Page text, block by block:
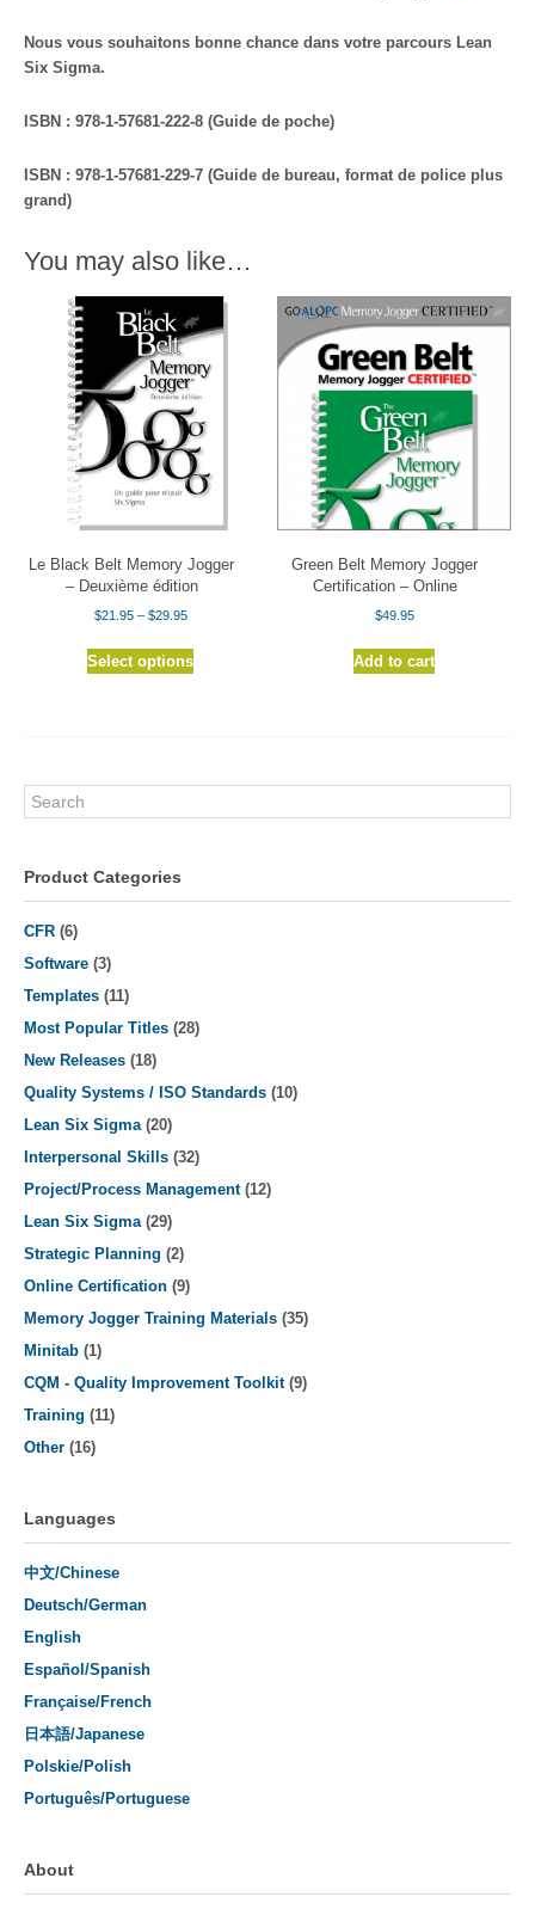
Nous vous souhaitons bonne chance dans votre parcours Lean
Six Sigma.
ISBN : 978-1-57681-222-8 (Guide de poche)
ISBN : 978-1-57681-229-7 (Guide de bureau, format de police plus
grand)
You may also like…
Le Black Belt Memory Jogger
– Deuxième édition
$21.95 – $29.95Price
$21.95
Select optionsproduct
may
Green Belt Memory Jogger
Certification – Online
$49.95
Add to cart
Search
Product Categories
CFR (6)
Software (3)
Templates (11)
Most Popular Titles (28)
New Releases (18)
Quality Systems / ISO Standards (10)
Lean Six Sigma (20)
Interpersonal Skills (32)
Project/Process Management (12)
Lean Six Sigma (29)
Strategic Planning (2)
Online Certification (9)
Memory Jogger Training Materials (35)
Minitab (1)
CQM - Quality Improvement Toolkit (9)
Training (11)
Other (16)
Languages
中文/Chinese
Deutsch/German
English
Español/Spanish
Française/French
日本語/Japanese
Polskie/Polish
Português/Portuguese
About